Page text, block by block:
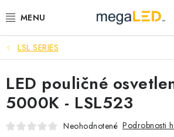
na
PRIEMYSEL
SVIETIDLÁ
ŽIAROVKY A TRUBICE
LSL SERIES
LED pouličné
5000K - LSL523
Neohodnotené Podrobnosti